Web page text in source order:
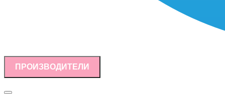
ПРОИЗВОДИТЕЛИ